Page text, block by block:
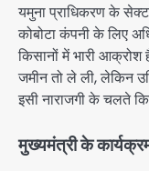
यमुना प्राधिकरण के
कोबोटा कंपनी के लिए
किसानों में भारी
जमीन तो ले ली, लेकिन
इसी नाराजगी के चलते
मुख्यमंत्री के